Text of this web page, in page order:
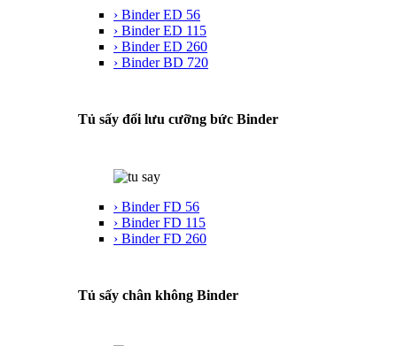
› Binder ED 56
› Binder ED 115
› Binder ED 260
› Binder BD 720
Tủ sấy đối lưu cưỡng bức Binder
› Binder FD 56
› Binder FD 115
› Binder FD 260
Tủ sấy chân không Binder